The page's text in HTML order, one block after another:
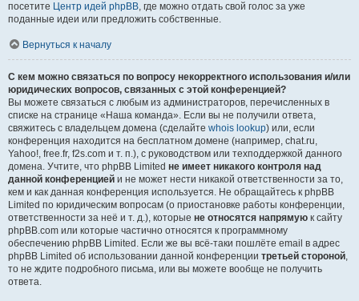
посетите Центр идей phpBB, где можно отдать свой голос за уже
поданные идеи или предложить собственные.
Вернуться к началу
С кем можно связаться по вопросу некорректного использования и/или
юридических вопросов, связанных с этой конференцией?
Вы можете связаться с любым из администраторов, перечисленных в
списке на странице «Наша команда». Если вы не получили ответа,
свяжитесь с владельцем домена (сделайте whois lookup) или, если
конференция находится на бесплатном домене (например, chat.ru,
Yahoo!, free.fr, f2s.com и т. п.), с руководством или техподдержкой данного
домена. Учтите, что phpBB Limited не имеет никакого контроля над
данной конференцией и не может нести никакой ответственности за то,
кем и как данная конференция используется. Не обращайтесь к phpBB
Limited по юридическим вопросам (о приостановке работы конференции,
ответственности за неё и т. д.), которые не относятся напрямую к сайту
phpBB.com или которые частично относятся к программному
обеспечению phpBB Limited. Если же вы всё-таки пошлёте email в адрес
phpBB Limited об использовании данной конференции третьей стороной,
то не ждите подробного письма, или вы можете вообще не получить
ответа.